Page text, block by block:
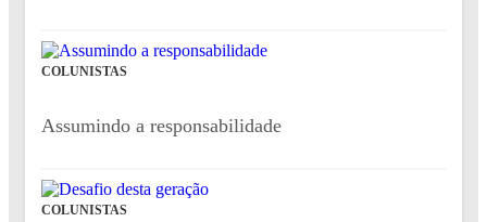
COLUNISTAS
Assumindo a responsabilidade
COLUNISTAS